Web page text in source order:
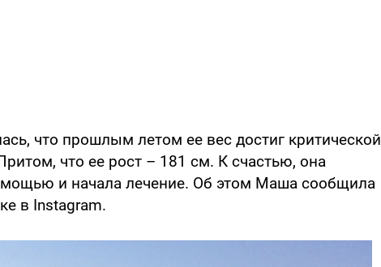
что прошлым летом ее вес достиг критической
что ее рост – 181 см. К счастью, она
и начала лечение. Об этом Маша сообщила
в Instagram.